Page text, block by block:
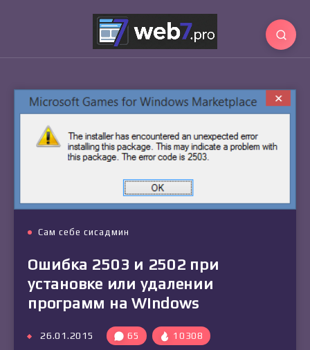
Сам себе сисадмин
Ошибка 2503 и 2502 при
установке или удалении
программ на Windows
26.01.2015 65 10308